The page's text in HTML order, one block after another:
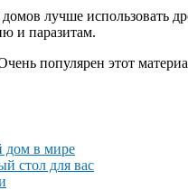
домов лучше использовать
и паразитам.
популярен этот
дом в мире
стол для вас